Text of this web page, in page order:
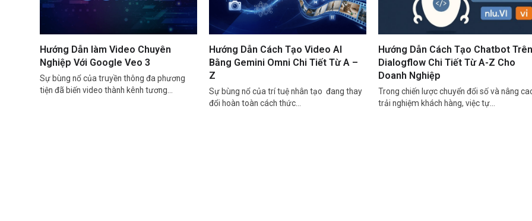
Hướng Dẫn làm Video Chuyên
Nghiệp Với Google Veo 3
Sự bùng nổ của truyền thông đa phương
tiện đã biến video thành kênh tương…
Hướng Dẫn Cách Tạo Video AI
Bằng Gemini Omni Chi Tiết Từ A –
Z
Sự bùng nổ của trí tuệ nhân tạo đang thay
đổi hoàn toàn cách thức…
Hướng Dẫn Cách Tạo Chatbot Trên
Dialogflow Chi Tiết Từ A-Z Cho
Doanh Nghiệp
Trong chiến lược chuyển đổi số và nâng
trải nghiệm khách hàng, việc tự…